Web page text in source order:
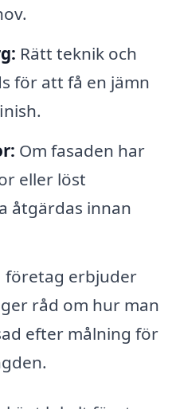
Rätt teknik och
för att få en jämn
Om fasaden har
eller löst
åtgärdas innan
företag erbjuder
råd om hur man
efter målning för